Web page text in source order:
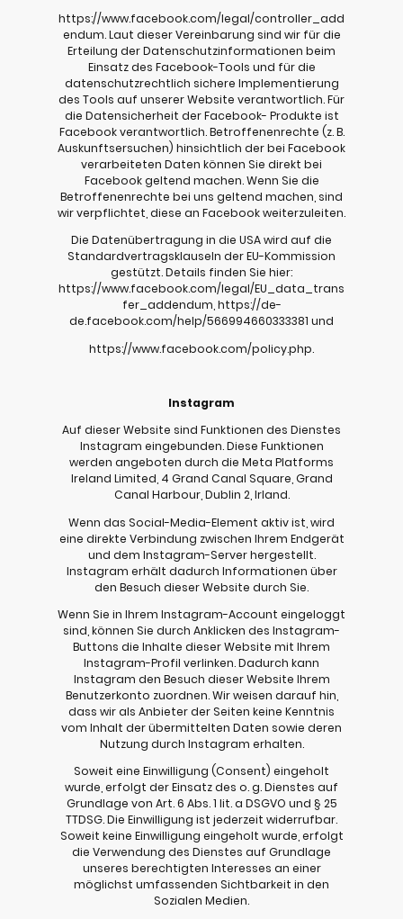
https://www.facebook.com/legal/controller_add
endum. Laut dieser Vereinbarung sind wir für die
Erteilung der Datenschutzinformationen beim
Einsatz des Facebook-Tools und für die
datenschutzrechtlich sichere Implementierung
des Tools auf unserer Website verantwortlich. Für
die Datensicherheit der Facebook- Produkte ist
Facebook verantwortlich. Betroffenenrechte (z. B.
Auskunftsersuchen) hinsichtlich der bei Facebook
verarbeiteten Daten können Sie direkt bei
Facebook geltend machen. Wenn Sie die
Betroffenenrechte bei uns geltend machen, sind
wir verpflichtet, diese an Facebook weiterzuleiten.
Die Datenübertragung in die USA wird auf die
Standardvertragsklauseln der EU-Kommission
gestützt. Details finden Sie hier:
https://www.facebook.com/legal/EU_data_trans
fer_addendum, https://de-
de.facebook.com/help/566994660333381 und
https://www.facebook.com/policy.php.
Instagram
Auf dieser Website sind Funktionen des Dienstes
Instagram eingebunden. Diese Funktionen
werden angeboten durch die Meta Platforms
Ireland Limited, 4 Grand Canal Square, Grand
Canal Harbour, Dublin 2, Irland.
Wenn das Social-Media-Element aktiv ist, wird
eine direkte Verbindung zwischen Ihrem Endgerät
und dem Instagram-Server hergestellt.
Instagram erhält dadurch Informationen über
den Besuch dieser Website durch Sie.
Wenn Sie in Ihrem Instagram-Account eingeloggt
sind, können Sie durch Anklicken des Instagram-
Buttons die Inhalte dieser Website mit Ihrem
Instagram-Profil verlinken. Dadurch kann
Instagram den Besuch dieser Website Ihrem
Benutzerkonto zuordnen. Wir weisen darauf hin,
dass wir als Anbieter der Seiten keine Kenntnis
vom Inhalt der übermittelten Daten sowie deren
Nutzung durch Instagram erhalten.
Soweit eine Einwilligung (Consent) eingeholt
wurde, erfolgt der Einsatz des o. g. Dienstes auf
Grundlage von Art. 6 Abs. 1 lit. a DSGVO und § 25
TTDSG. Die Einwilligung ist jederzeit widerrufbar.
Soweit keine Einwilligung eingeholt wurde, erfolgt
die Verwendung des Dienstes auf Grundlage
unseres berechtigten Interesses an einer
möglichst umfassenden Sichtbarkeit in den
Sozialen Medien.